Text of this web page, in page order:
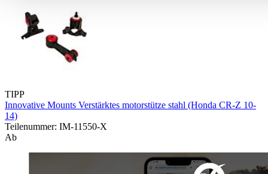
TIPP
Innovative Mounts Verstärktes motorstütze stahl (Honda CR-Z 10-
14)
Teilenummer: IM-11550-X
Ab